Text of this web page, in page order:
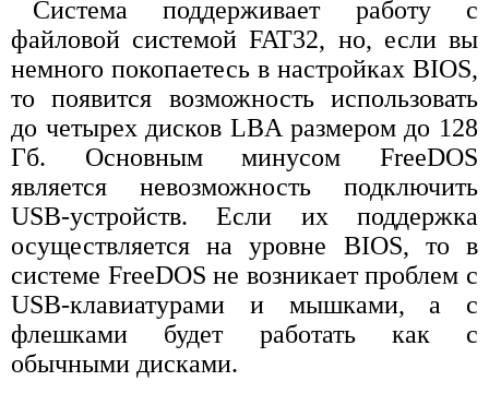
Система поддерживает работу с
файловой системой FAT32, но, если вы
немного покопаетесь в настройках BIOS,
то появится возможность использовать
до четырех дисков LBA размером до 128
Гб. Основным минусом FreeDOS
является невозможность подключить
USB-устройств. Если их поддержка
осуществляется на уровне BIOS, то в
системе FreeDOS не возникает проблем с
USB-клавиатурами и мышками, а с
флешками будет работать как с
обычными дисками.